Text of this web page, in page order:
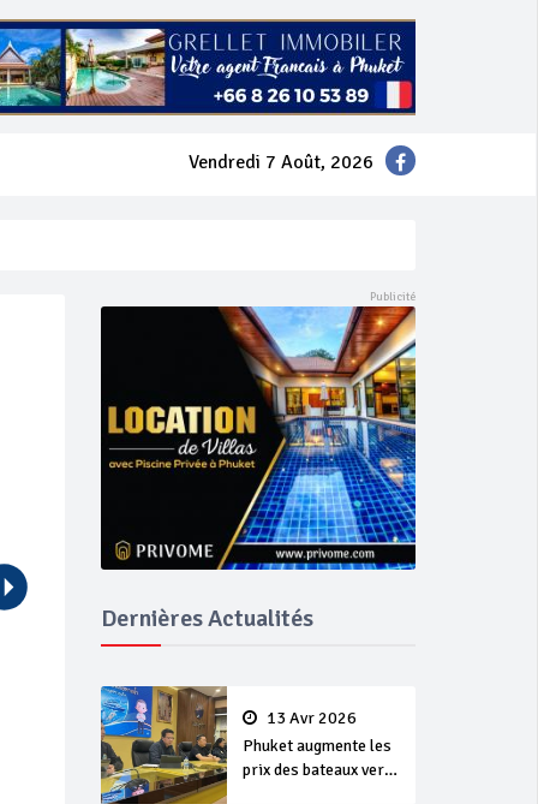
Vendredi 7 Août, 2026
Dernières Actualités
13 Avr 2026
Phuket augmente les
prix des bateaux vers